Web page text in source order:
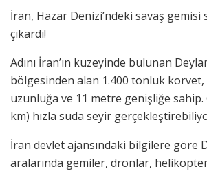
İran, Hazar Denizi’ndeki savaş gemisi
çıkardı!
Adını İran’ın kuzeyinde bulunan
bölgesinden alan 1.400 tonluk korvet,
uzunluğa ve 11 metre genişliğe sahip.
km) hızla suda seyir
İran devlet ajansındaki bilgilere göre
aralarında gemiler, dronlar,